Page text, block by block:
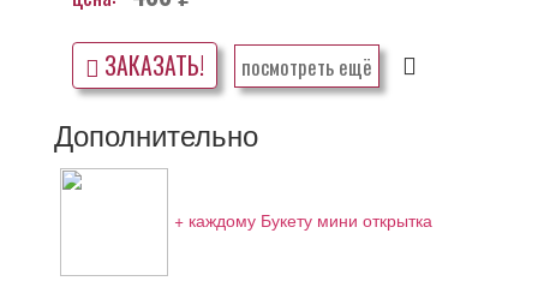
ЗАКАЗАТЬ! посмотреть ещё
Дополнительно
+ каждому Букету мини открытка